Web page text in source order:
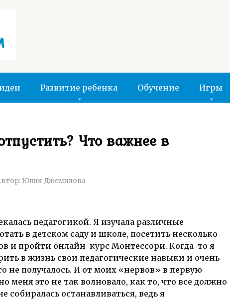
Развитие ребенка Обучение Игры
Что важнее в
Юлия Джемилова
педагогикой. Я изучала различные
в детском саду и школе, посетить несколько
и пройти онлайн-курс Монтессори. Когда-то я
в жизнь свои педагогические навыки и очень
не получалось. И от моих «нервов» в первую
меня это не так волновало, как то, что все должно
собиралась останавливаться, ведь я